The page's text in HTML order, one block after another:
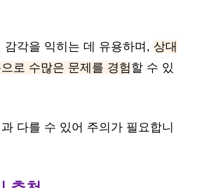
감각을 익히는 데 유용하며, 상대
로 수많은 문제를 경험할 수 있
다를 수 있어 주의가 필요합니